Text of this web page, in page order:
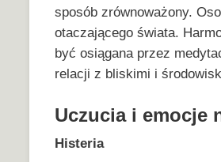
sposób zrównoważony.
otaczającego świata.
być osiągana przez
relacji z bliskimi i
Uczucia i emocje
Histeria